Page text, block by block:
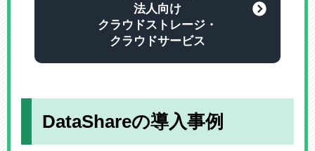
法人向け
クラウドストレージ・
クラウドサービス
DataShareの導入事例